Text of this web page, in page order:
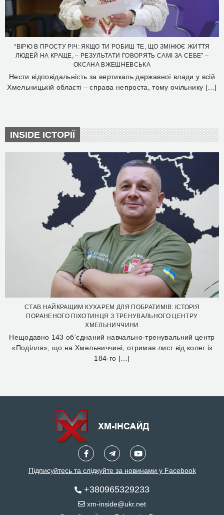
“ВІРЮ В ПРОСТУ РІЧ: ЯКЩО ТИ РОБИШ ТЕ, ЩО ЗМІНЮЄ ЖИТТЯ
ЛЮДЕЙ НА КРАЩЕ, – РЕЗУЛЬТАТИ ГОВОРЯТЬ САМІ ЗА СЕБЕ” –
ОКСАНА ВЖЕШНЕВСЬКА
Нести відповідальність за вертикаль державної влади у всій
Хмельницькій області – справа непроста, тому очільнику […]
INSIDE ІСТОРІЇ
СТАВ НАЙКРАЩИМ КУХАРЕМ ДЛЯ ПОБРАТИМІВ: ІСТОРІЯ
ПОРАНЕНОГО ПІХОТИНЦЯ З ТРЕНУВАЛЬНОГО ЦЕНТРУ
ХМЕЛЬНИЧЧИНИ
Нещодавно 143 об’єднаний навчально-тренувальний центр
«Поділля», що на Хмельниччині, отримав лист від колег із
184-го […]
Підписуйтесь та слідкуйте за новинами у Facebook
+380965329233
xm-inside@ukr.net